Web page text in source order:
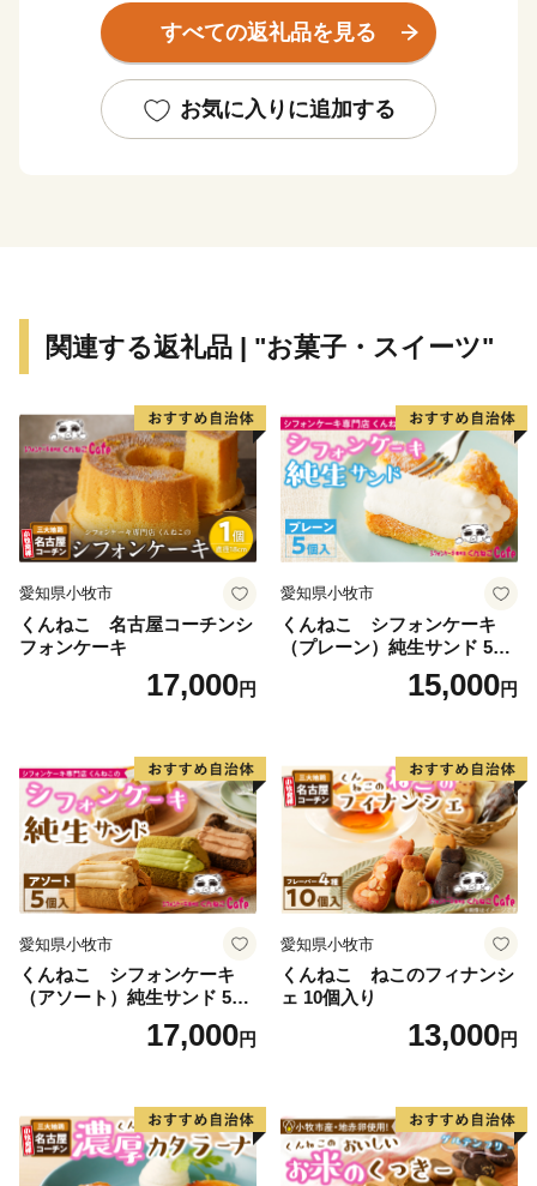
種の豊富さにつながるというわけです。
り、魚のエサとなるプランクトンも豊富。絶好の漁場を
形成する環境が整っていることも、長崎の水産文化を大
すべての返礼品を見る
お気に入りに追加する
関連する返礼品 | "お菓子・スイーツ"
愛知県小牧市
くんねこ 名古屋コーチンシ
フォンケーキ
17,000円
愛知県小牧市
くんねこ シフォンケーキ
（プレーン）純生サンド 5個
15,000円
愛知県小牧市
くんねこ シフォンケーキ
（アソート）純生サンド 5個
17,000円
愛知県小牧市
くんねこ ねこのフィナンシ
ェ 10個入り
13,000円